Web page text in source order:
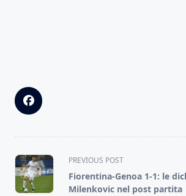
<span
class="nav-
subtitle
PREVIOUS POST
Fiorentina-Genoa 1-1: le
Milenkovic nel post partita